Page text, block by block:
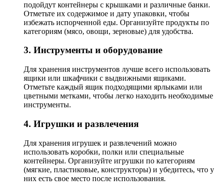
подойдут контейнеры с крышками и различные банки.
Отметьте их содержимое и дату упаковки, чтобы
избежать испорченной еды. Организуйте продукты по
категориям (мясо, овощи, зерновые) для удобства.
3. Инструменты и оборудование
Для хранения инструментов лучше всего использовать
ящики или шкафчики с выдвижными ящиками.
Отметьте каждый ящик подходящими ярлыками или
цветными метками, чтобы легко находить необходимые
инструменты.
4. Игрушки и развлечения
Для хранения игрушек и развлечений можно
использовать коробки, полки или специальные
контейнеры. Организуйте игрушки по категориям
(мягкие, пластиковые, конструкторы) и убедитесь, что у
них есть свое место после использования.